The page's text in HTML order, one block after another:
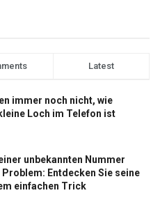
Latest
immer noch nicht, wie
Loch im Telefon ist
unbekannten Nummer
Entdecken Sie seine
einfachen Trick